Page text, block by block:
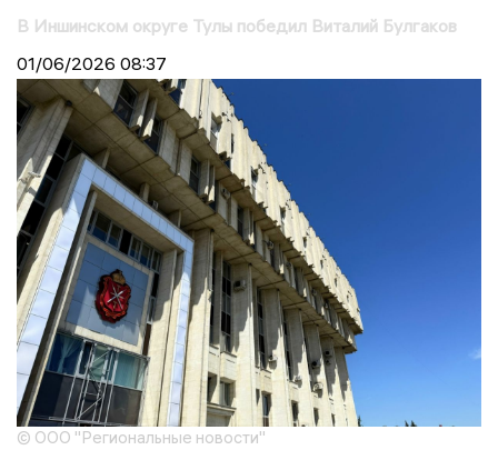
В Иншинском округе Тулы победил Виталий Булгаков
01/06/2026 08:37
© ООО "Региональные новости"